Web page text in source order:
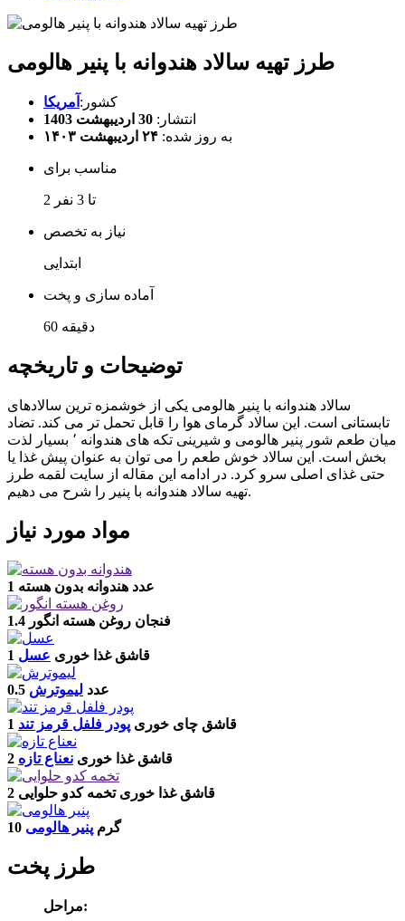
طرز تهیه سالاد هندوانه با پنیر هالومی
کشور: آمریکا
انتشار:
به روز شده:
مناسب برای
2 تا 3 نفر
نیاز به تخصص
ابتدایی
آماده سازی و پخت
60 دقیقه
توضیحات و تاریخچه
سالاد هندوانه با پنیر هالومی یکی از خوشمزه ترین سالادهای
تابستانی است. این سالاد گرمای هوا را قابل تحمل تر می کند. تضاد
میان طعم شور پنیر هالومی و شیرینی تکه های هندوانه ٬ بسیار لذت
بخش است. این سالاد خوش طعم را می توان به عنوان پیش غذا یا
حتی غذای اصلی سرو کرد. در ادامه این مقاله از سایت لقمه طرز
تهیه سالاد هندوانه با پنیر را شرح می دهیم.
مواد مورد نیاز
1 عدد هندوانه بدون هسته
1.4 فنجان روغن هسته انگور
1 قاشق غذا خوری عسل
0.5 عدد لیموترش
1 قاشق چای خوری پودر فلفل قرمز تند
2 قاشق غذا خوری نعناع تازه
2 قاشق غذا خوریتخمه کدو حلوایی
10 گرم پنیر هالومی
طرز پخت
مراحل: